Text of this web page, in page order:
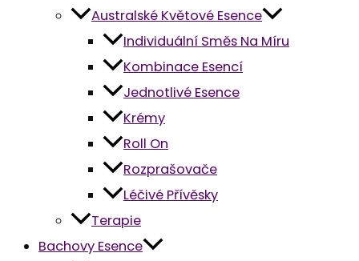
Australské Květové Esence
Individuální Směs Na Míru
Kombinace Esencí
Jednotlivé Esence
Krémy
Roll On
Rozprašovače
Léčivé Přívěsky
Terapie
Bachovy Esence